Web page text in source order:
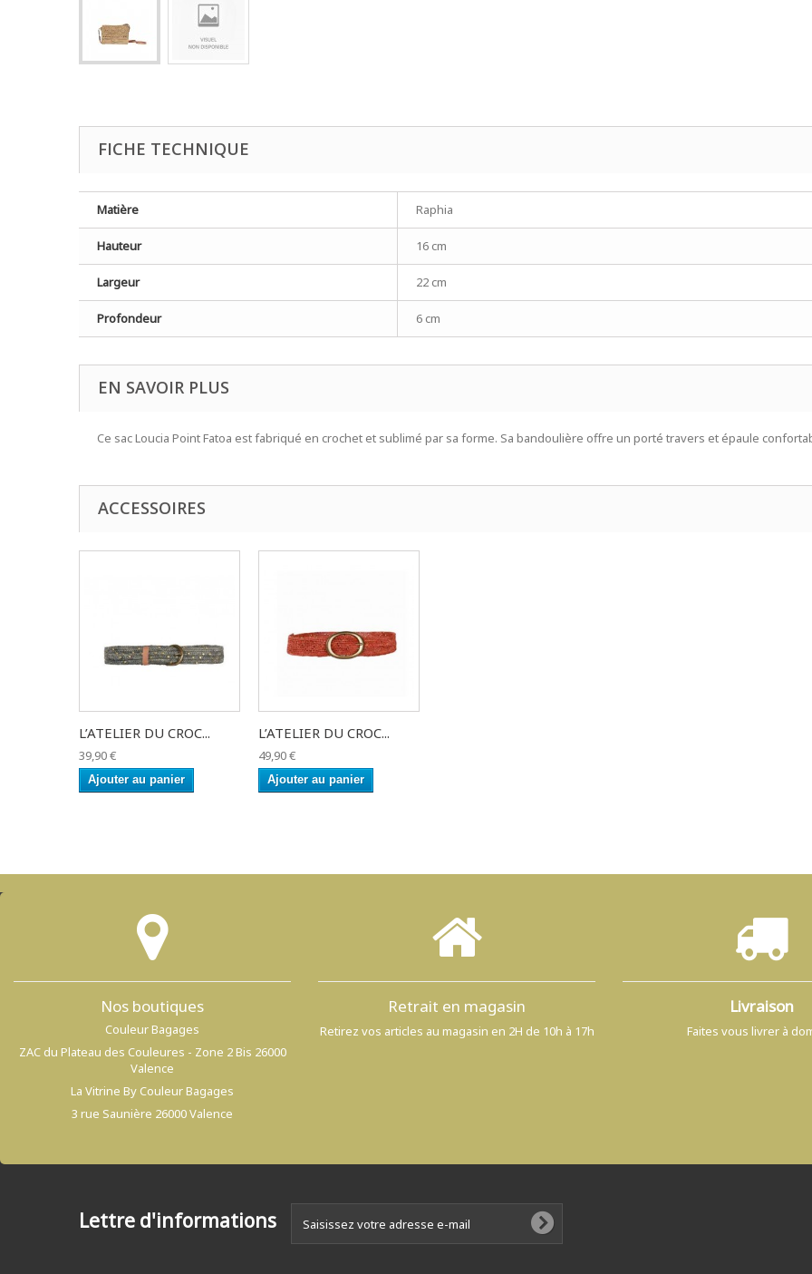
FICHE TECHNIQUE
Matière Raphia
Hauteur 16 cm
Largeur 22 cm
Profondeur 6 cm
EN SAVOIR PLUS
Ce sac Loucia Point Fatoa est fabriqué en crochet et sublimé par sa forme. Sa bandoulière offre un porté travers et épaule
ACCESSOIRES
L’ATELIER DU CROC...
39,90 €
Ajouter au panier
L’ATELIER DU CROC...
49,90 €
Ajouter au panier
Nos boutiques
Couleur Bagages
ZAC du Plateau des Couleures - Zone 2 Bis 26000
Valence
La Vitrine By Couleur Bagages
3 rue Saunière 26000 Valence
Retrait en magasin
Retirez vos articles au magasin en 2H de 10h à 17h
Livraison
Faites vous livrer à
Lettre d'informations